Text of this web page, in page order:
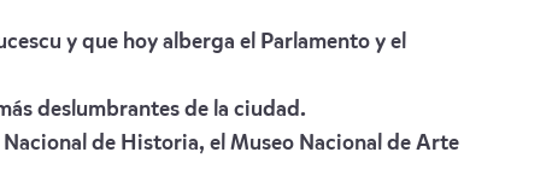
y que hoy alberga el Parlamento y el
deslumbrantes de la ciudad.
de Historia, el Museo Nacional de Arte